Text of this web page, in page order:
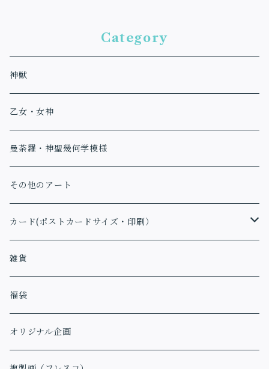
Category
神獣
乙女・女神
曼荼羅・神聖幾何学模様
その他のアート
カード(ポストカードサイズ・印刷）
アファメーションカード
雑貨
福袋
オリジナル企画